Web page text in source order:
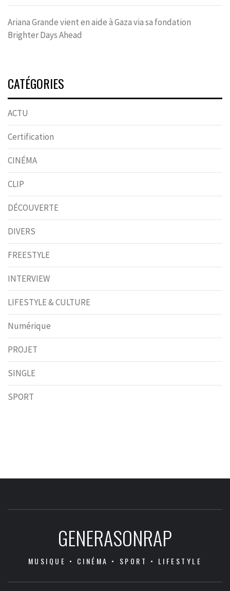
Ariana Grande vient en aide à Gaza via sa fondation
Brighter Days Ahead
CATÉGORIES
ACTU
Certification
CINÉMA
CLIP
DÉCOUVERTE
DIVERS
FREESTYLE
INTERVIEW
LIFESTYLE & CULTURE
Numérique
PROJET
SINGLE
SPORT
GENERASONRAP
MUSIQUE • CINÉMA • SPORT • LIFESTYLE